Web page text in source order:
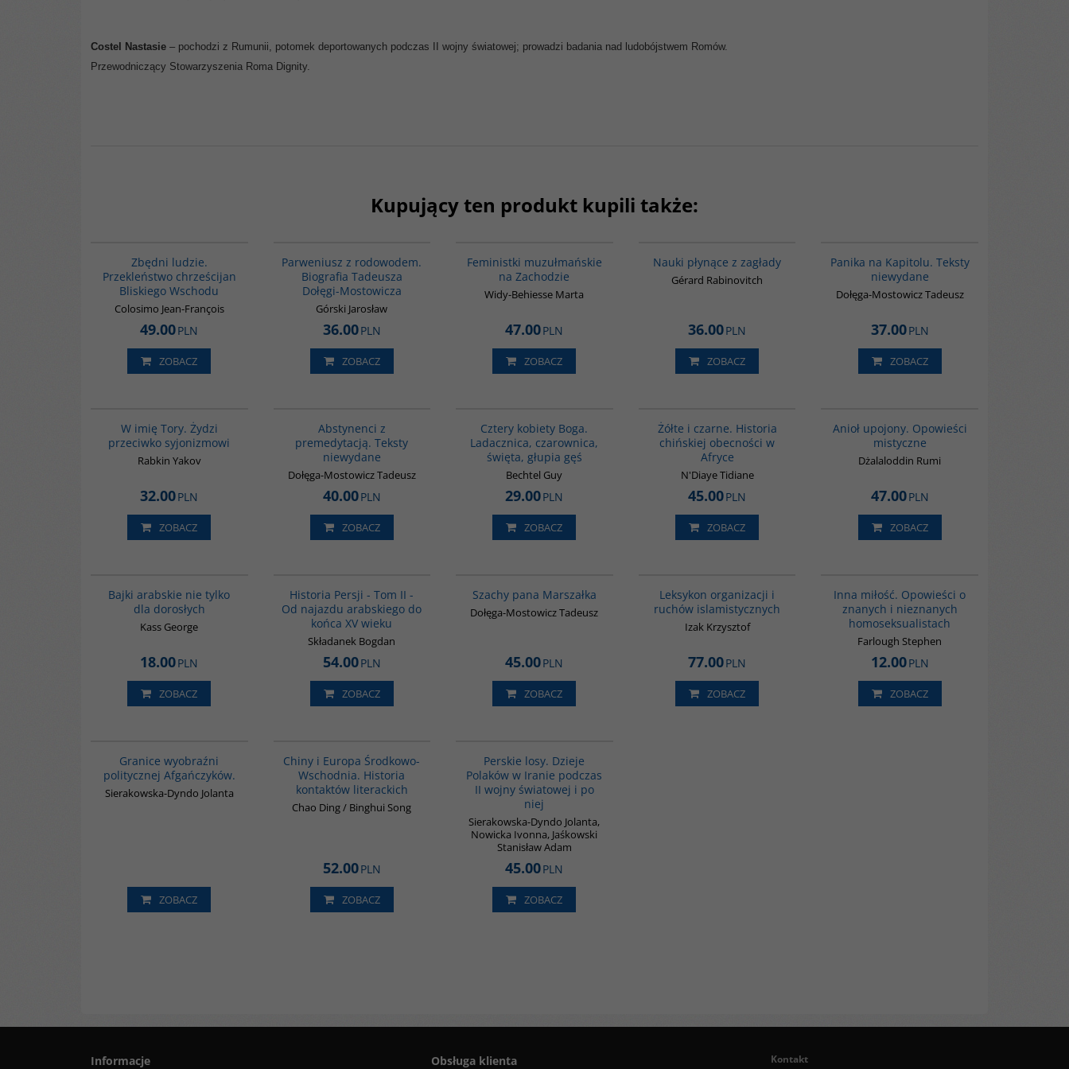
Costel Nastasie – pochodzi z Rumunii, potomek deportowanych podczas II wojny światowej; prowadzi badania nad ludobójstwem Romów.
Przewodniczący Stowarzyszenia Roma Dignity.
Kupujący ten produkt kupili także:
Zbędni ludzie.
Przekleństwo chrześcijan
Bliskiego Wschodu
Colosimo Jean-François
49.00PLN
ZOBACZ
Parweniusz z rodowodem.
Biografia Tadeusza
Dołęgi-Mostowicza
Górski Jarosław
36.00PLN
ZOBACZ
Feministki muzułmańskie
na Zachodzie
Widy-Behiesse Marta
47.00PLN
ZOBACZ
Nauki płynące z zagłady
Gérard Rabinovitch
36.00PLN
ZOBACZ
Panika na Kapitolu. Teksty
niewydane
Dołęga-Mostowicz Tadeusz
37.00PLN
ZOBACZ
W imię Tory. Żydzi
przeciwko syjonizmowi
Rabkin Yakov
32.00PLN
ZOBACZ
Abstynenci z
premedytacją. Teksty
niewydane
Dołęga-Mostowicz Tadeusz
40.00PLN
ZOBACZ
Cztery kobiety Boga.
Ladacznica, czarownica,
święta, głupia gęś
Bechtel Guy
29.00PLN
ZOBACZ
Żółte i czarne. Historia
chińskiej obecności w
Afryce
N'Diaye Tidiane
45.00PLN
ZOBACZ
Anioł upojony. Opowieści
mistyczne
Dżalaloddin Rumi
47.00PLN
ZOBACZ
Bajki arabskie nie tylko
dla dorosłych
Kass George
18.00PLN
ZOBACZ
Historia Persji - Tom II -
Od najazdu arabskiego do
końca XV wieku
Składanek Bogdan
54.00PLN
ZOBACZ
Szachy pana Marszałka
Dołęga-Mostowicz Tadeusz
45.00PLN
ZOBACZ
Leksykon organizacji i
ruchów islamistycznych
Izak Krzysztof
77.00PLN
ZOBACZ
Inna miłość. Opowieści o
znanych i nieznanych
homoseksualistach
Farlough Stephen
12.00PLN
ZOBACZ
Granice wyobraźni
politycznej Afgańczyków.
Sierakowska-Dyndo Jolanta
ZOBACZ
Chiny i Europa Środkowo-
Wschodnia. Historia
kontaktów literackich
Chao Ding / Binghui Song
52.00PLN
ZOBACZ
Perskie losy. Dzieje
Polaków w Iranie podczas
II wojny światowej i po
niej
Sierakowska-Dyndo Jolanta,
Nowicka Ivonna, Jaśkowski
Stanisław Adam
45.00PLN
ZOBACZ
Informacje Obsługa klienta Kontakt